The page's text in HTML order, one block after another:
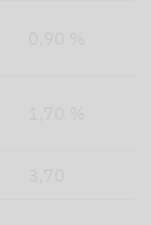
0,90 %
1,70 %
3,70